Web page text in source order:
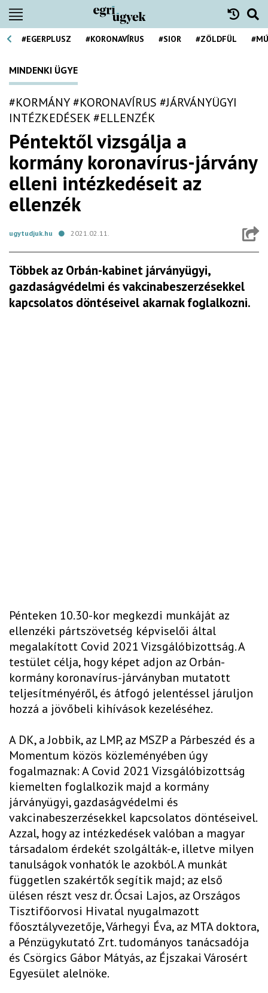
#EGERPLUSZ #KORONAVÍRUS #SIOR #ZÖLDFÜL
MINDENKI ÜGYE
#KORMÁNY#KORONAVÍRUS #JÁRVÁNYÜGYI
INTÉZKEDÉSEK#ELLENZÉK
Péntektől vizsgálja a
kormány koronavírus-járvány
elleni intézkedéseit az
ellenzék
ugytudjuk.hu 2021.02.11.
Többek az Orbán-kabinet járványügyi,
gazdaságvédelmi és vakcinabeszerzésekkel
kapcsolatos döntéseivel akarnak foglalkozni.
Pénteken 10.30-kor megkezdi munkáját az
ellenzéki pártszövetség képviselői által
megalakított Covid 2021 Vizsgálóbizottság. A
testület célja, hogy képet adjon az Orbán-
kormány koronavírus-járványban mutatott
teljesítményéről, és átfogó jelentéssel járuljon
hozzá a jövőbeli kihívások kezeléséhez.
A DK, a Jobbik, az LMP, az MSZP a Párbeszéd és a
Momentum közös közleményében úgy
fogalmaznak: A Covid 2021 Vizsgálóbizottság
kiemelten foglalkozik majd a kormány
járványügyi, gazdaságvédelmi és
vakcinabeszerzésekkel kapcsolatos döntéseivel.
Azzal, hogy az intézkedések valóban a magyar
társadalom érdekét szolgálták-e, illetve milyen
tanulságok vonhatók le azokból. A munkát
független szakértők segítik majd; az első
ülésen részt vesz dr. Ócsai Lajos, az Országos
Tisztifőorvosi Hivatal nyugalmazott
főosztályvezetője, Várhegyi Éva, az MTA doktora,
a Pénzügykutató Zrt. tudományos tanácsadója
és Csörgics Gábor Mátyás, az Éjszakai Városért
Egyesület alelnöke.